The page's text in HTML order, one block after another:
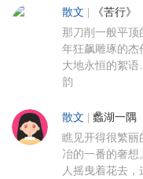
散文 | 《苦行》
那刀削一般平顶
年狂飙雕琢的杰
大地永恒的絮
韵
散文 | 蠡湖一隅
瞧见开得很繁丽
冶的一番的奢想
人摇曳着花去